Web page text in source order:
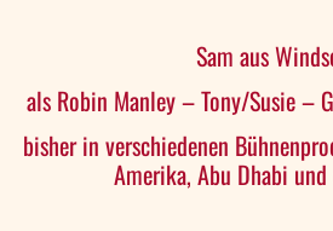
Sam aus
als Robin Manley – Tony/Susie –
bisher in verschiedenen
Amerika, Abu Dhabi